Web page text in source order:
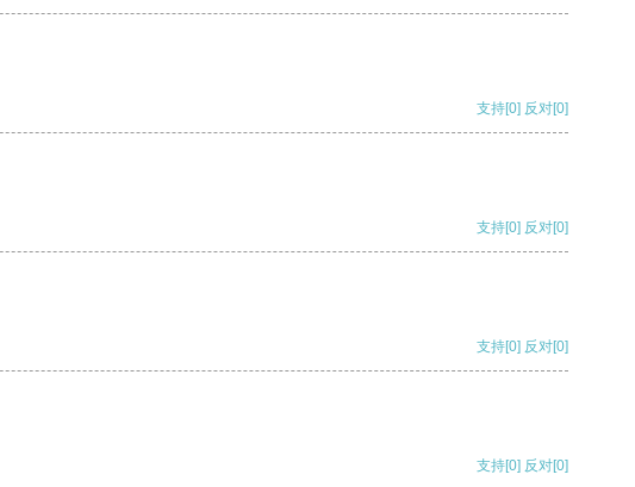
支持[0] 反对[0]
支持[0] 反对[0]
支持[0] 反对[0]
支持[0] 反对[0]